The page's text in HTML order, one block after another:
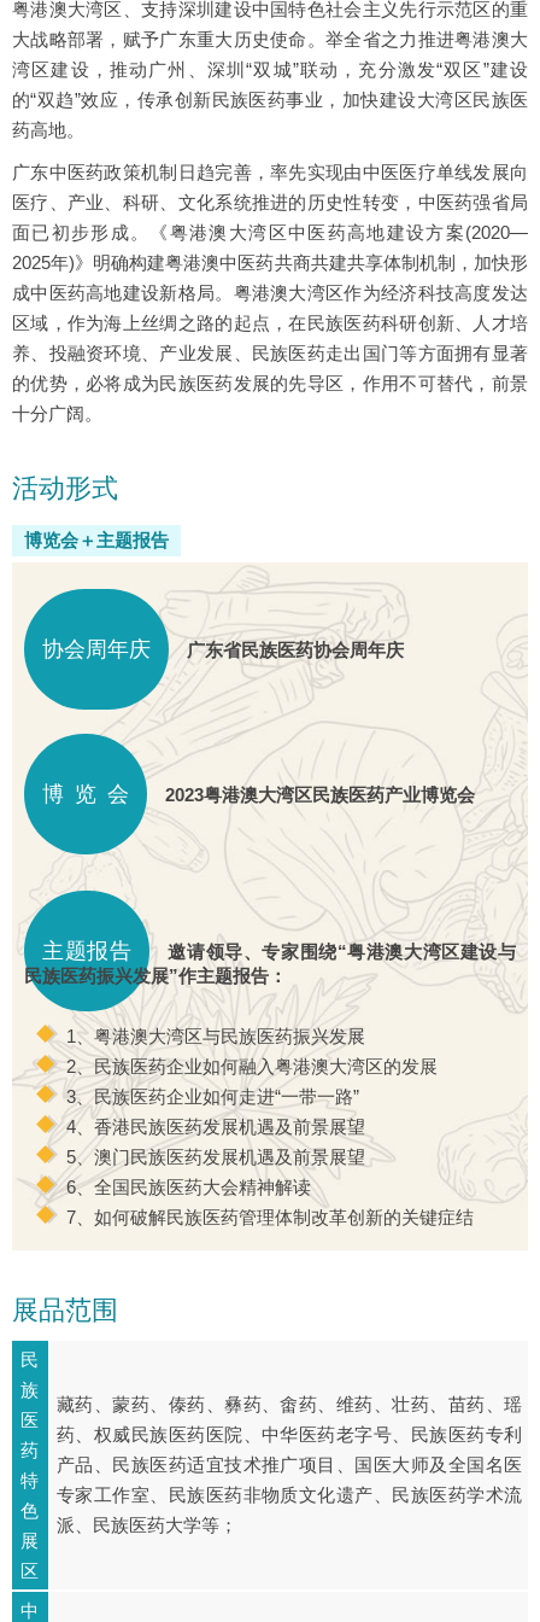
粤港澳大湾区、支持深圳建设中国特色社会主义先行示范区的重
大战略部署，赋予广东重大历史使命。举全省之力推进粤港澳大
湾区建设，推动广州、深圳“双城”联动，充分激发“双区”建设
的“双趋”效应，传承创新民族医药事业，加快建设大湾区民族医
药高地。
广东中医药政策机制日趋完善，率先实现由中医医疗单线发展向
医疗、产业、科研、文化系统推进的历史性转变，中医药强省局
面已初步形成。《粤港澳大湾区中医药高地建设方案(2020—
2025年)》明确构建粤港澳中医药共商共建共享体制机制，加快形
成中医药高地建设新格局。粤港澳大湾区作为经济科技高度发达
区域，作为海上丝绸之路的起点，在民族医药科研创新、人才培
养、投融资环境、产业发展、民族医药走出国门等方面拥有显著
的优势，必将成为民族医药发展的先导区，作用不可替代，前景
十分广阔。
活动形式
博览会＋主题报告
协会周年庆 广东省民族医药协会周年庆
博 览 会 2023粤港澳大湾区民族医药产业博览会
主题报告
邀请领导、专家围绕“粤港澳大湾区建设与
民族医药振兴发展”作主题报告：
1、粤港澳大湾区与民族医药振兴发展
2、民族医药企业如何融入粤港澳大湾区的发展
3、民族医药企业如何走进“一带一路”
4、香港民族医药发展机遇及前景展望
5、澳门民族医药发展机遇及前景展望
6、全国民族医药大会精神解读
7、如何破解民族医药管理体制改革创新的关键症结
展品范围
民
族
医
药
特
色
展
区
藏药、蒙药、傣药、彝药、畬药、维药、壮药、苗药、瑶
药、权威民族医药医院、中华医药老字号、民族医药专利
产品、民族医药适宜技术推广项目、国医大师及全国名医
专家工作室、民族医药非物质文化遗产、民族医药学术流
派、民族医药大学等；
中